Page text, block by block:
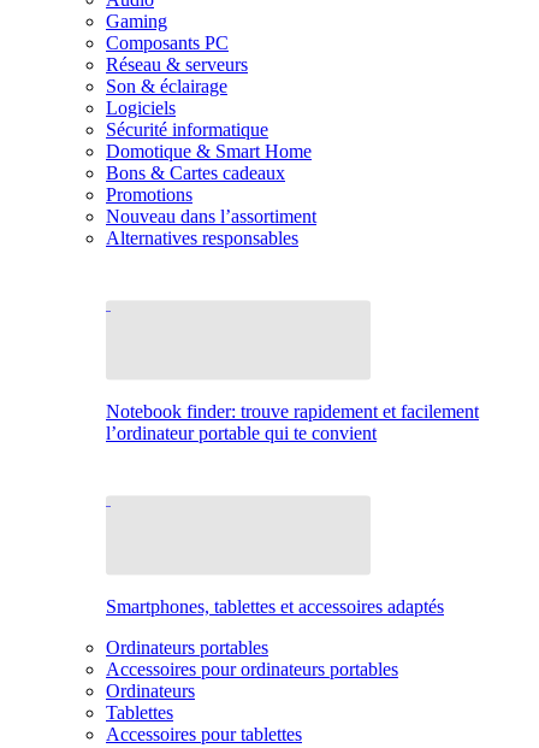
Gaming
Composants PC
Réseau & serveurs
Son & éclairage
Logiciels
Sécurité informatique
Domotique & Smart Home
Bons & Cartes cadeaux
Promotions
Nouveau dans l’assortiment
Alternatives responsables
Notebook finder: trouve rapidement et facilement
l’ordinateur portable qui te convient
Smartphones, tablettes et accessoires adaptés
Ordinateurs portables
Accessoires pour ordinateurs portables
Ordinateurs
Tablettes
Accessoires pour tablettes